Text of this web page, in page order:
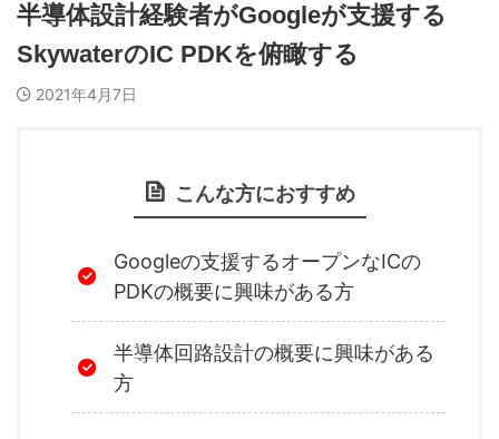
半導体設計経験者がGoogleが支援する
SkywaterのIC PDKを俯瞰する
2021年4月7日
こんな方におすすめ
Googleの支援するオープンなICの
PDKの概要に興味がある方
半導体回路設計の概要に興味がある
方